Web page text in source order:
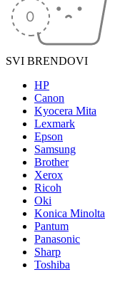
SVI BRENDOVI
HP
Canon
Kyocera Mita
Lexmark
Epson
Samsung
Brother
Xerox
Ricoh
Oki
Konica Minolta
Pantum
Panasonic
Sharp
Toshiba